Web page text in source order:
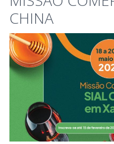
CHINA